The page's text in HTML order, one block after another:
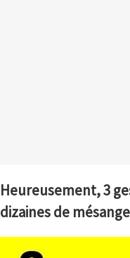
Heureusement, 3
dizaines de